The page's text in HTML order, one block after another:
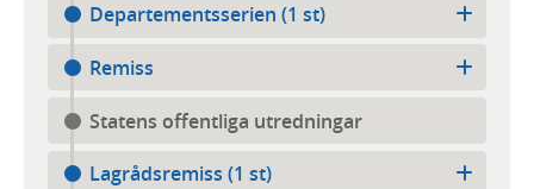
Departementsserien (1 st)
Remiss
Statens offentliga utredningar
Lagrådsremiss (1 st)